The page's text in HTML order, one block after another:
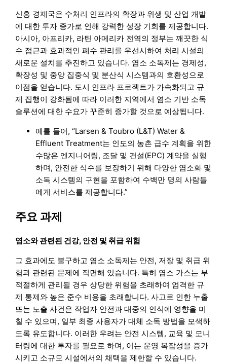
신흥 경제국은 수처리 인프라의 확장과 위생 및 산업 개발
에 대한 투자 증가로 인해 강력한 성장 기회를 제공합니다.
아시아, 아프리카, 라틴 아메리카 전역의 정부는 깨끗한 식
수 접근과 효과적인 폐수 관리를 우선시하여 처리 시설의
새로운 설치를 추진하고 있습니다. 염소 소독제는 경제성,
확장성 및 중앙 집중식 및 분산식 시스템과의 호환성으로
이점을 얻습니다. 도시 인프라 프로젝트가 가속화되고 규
제 집행이 강화됨에 따라 이러한 지역에서 염소 기반 소독
솔루션에 대한 수요가 꾸준히 증가할 것으로 예상됩니다.
예를 들어, “Larsen & Toubro (L&T) Water &
Effluent Treatment는 인도의 농촌 급수 계획을 위한
수많은 엔지니어링, 조달 및 건설(EPC) 계약을 실행
하며, 안전한 식수를 보장하기 위해 다양한 염소화 및
소독 시스템의 구현을 포함하여 수백만 명의 사람들
에게 서비스를 제공합니다.”
주요 과제
염소와 관련된 건강, 안전 및 취급 위험
그 효과에도 불구하고 염소 소독제는 안전, 저장 및 취급 위
험과 관련된 문제에 직면해 있습니다. 특히 염소 가스는 부
적절하게 관리될 경우 상당한 위험을 초래하여 엄격한 규
제 통제와 높은 준수 비용을 초래합니다. 사고로 인한 누출
또는 노출 사건은 작업자 안전과 대중의 인식에 영향을 미
칠 수 있으며, 일부 최종 사용자가 대체 소독 방법을 모색하
도록 유도합니다. 이러한 우려는 안전 시스템, 교육 및 모니
터링에 대한 투자를 필요로 하며, 이는 운영 복잡성을 증가
시키고 소규모 시설에서의 채택을 제한할 수 있습니다.